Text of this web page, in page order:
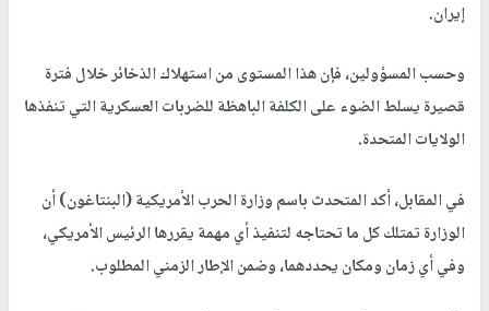
إيران.
وحسب المسؤولين، فإن هذا المستوى من استهلاك الذخائر خلال فترة
قصيرة يسلط الضوء على الكلفة الباهظة للضربات العسكرية التي تنفذها
الولايات المتحدة.
في المقابل، أكد المتحدث باسم وزارة الحرب الأمريكية (البنتاغون) أن
الوزارة تمتلك كل ما تحتاجه لتنفيذ أي مهمة يقررها الرئيس الأمريكي،
وفي أي زمان ومكان يحددهما، وضمن الإطار الزمني المطلوب.